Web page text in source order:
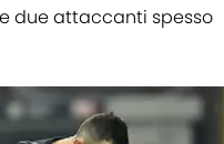
due attaccanti spesso